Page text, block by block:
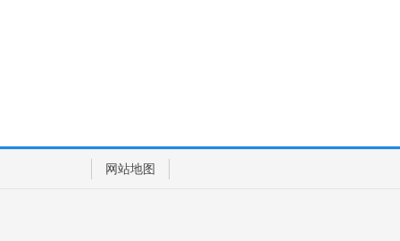
网站地图